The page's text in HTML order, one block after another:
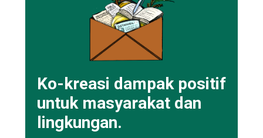
Ko-kreasi dampak positif
untuk masyarakat dan
lingkungan.